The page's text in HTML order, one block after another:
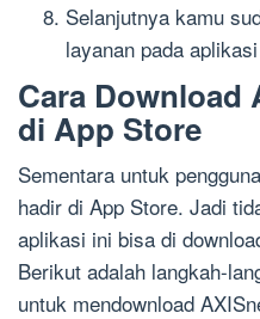
Selanjutnya kamu
layanan pada
Cara Download
di App Store
Sementara untuk
hadir di App Store. Jadi
aplikasi ini bisa di
Berikut adalah langkah-
untuk mendownload